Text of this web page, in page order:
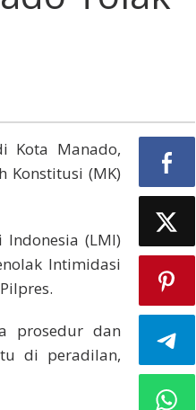
Kota Manado,
Konstitusi (MK)
(LMI)
Intimidasi
prosedur dan
di peradilan,